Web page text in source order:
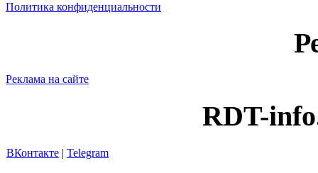
Политика конфиденциальности
Реклама на сайте
RDT-
ВКонтакте | Telegram